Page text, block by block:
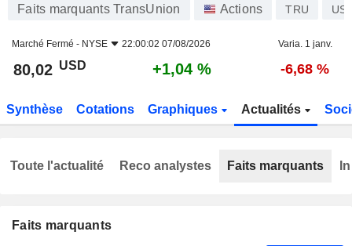
Faits marquants TransUnion Actions TRU
Marché Fermé - NYSE 22:00:02 07/08/2026 Varia. 1 janv.
80,02 USD +1,04 % -6,68 %
Synthèse Cotations Graphiques Actualités
Faits marquants
Toute l'actualité Reco analystes Faits marquants